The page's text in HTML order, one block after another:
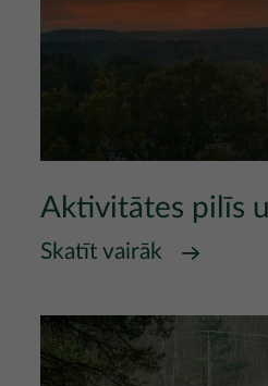
Aktivitātes pilīs
Skatīt vairāk